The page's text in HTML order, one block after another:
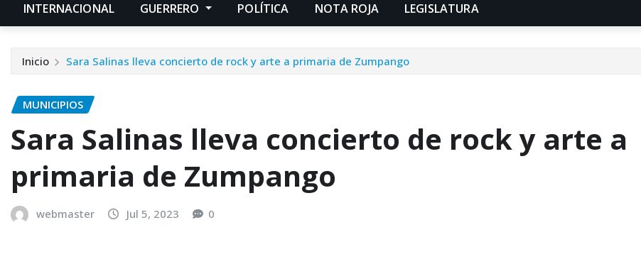
INTERNACIONAL GUERRERO POLÍTICA NOTA ROJA LEGISLATURA
Inicio Sara Salinas lleva concierto de rock y arte a primaria de Zumpango
MUNICIPIOS
Sara Salinas lleva concierto de rock y arte a
primaria de Zumpango
webmaster Jul 5, 2023 0